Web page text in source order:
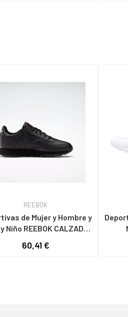
REEBOK
de Mujer y Hombre y
Niño REEBOK CALZADO
60,41 €